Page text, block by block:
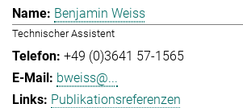
Benjamin Weiss
Technischer Assistent
+49 (0)3641 57-1565
bweiss@...
Publikationsreferenzen